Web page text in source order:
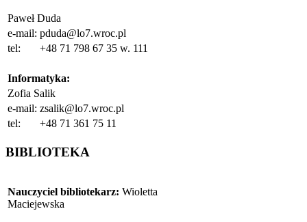
Paweł Duda
e-mail: pduda@lo7.wroc.pl
tel:
+48 71 798 67 35 w. 111
Informatyka:
Zofia Salik
e-mail: zsalik@lo7.wroc.pl
tel:
+48 71 361 75 11
BIBLIOTEKA
Nauczyciel bibliotekarz: Wioletta
Maciejewska